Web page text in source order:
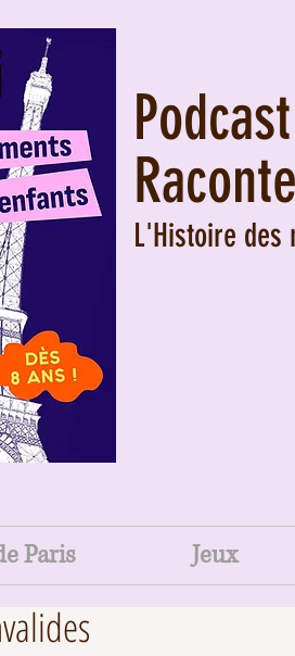
Podcast
L'Histoire des
Paris Jeux